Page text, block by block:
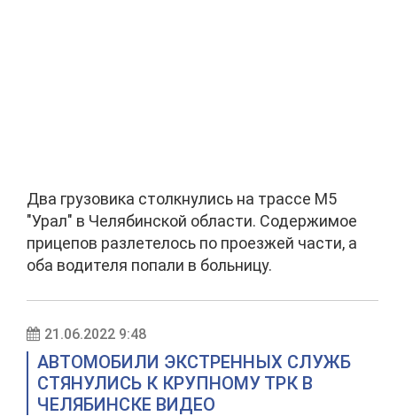
Два грузовика столкнулись на трассе М5
"Урал" в Челябинской области. Содержимое
прицепов разлетелось по проезжей части, а
оба водителя попали в больницу.
21.06.2022 9:48
АВТОМОБИЛИ ЭКСТРЕННЫХ СЛУЖБ
СТЯНУЛИСЬ К КРУПНОМУ ТРК В
ЧЕЛЯБИНСКЕ ВИДЕО